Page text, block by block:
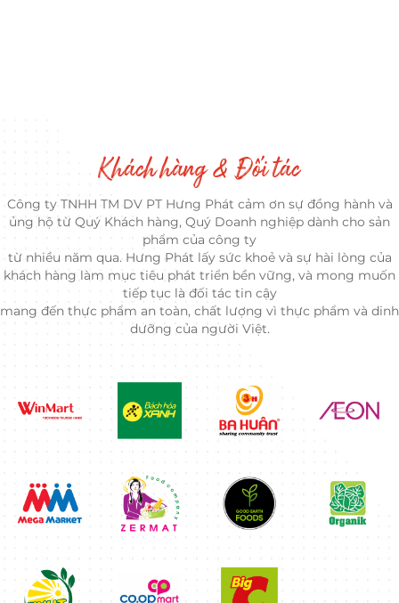
Khách hàng & Đối tác
Công ty TNHH TM DV PT Hưng Phát cảm ơn sự đồng hành và
ủng hộ từ Quý Khách hàng, Quý Doanh nghiệp dành cho sản
phẩm của công ty
từ nhiều năm qua. Hưng Phát lấy sức khoẻ và sự hài lòng của
khách hàng làm mục tiêu phát triển bền vững, và mong muốn
tiếp tục là đối tác tin cậy
mang đến thực phẩm an toàn, chất lượng vì thực phẩm và dinh
dưỡng của người Việt.